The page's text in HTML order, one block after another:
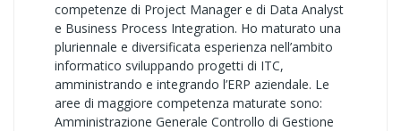
competenze di Project Manager e di Data Analyst
e Business Process Integration. Ho maturato una
pluriennale e diversificata esperienza nell’ambito
informatico sviluppando progetti di ITC,
amministrando e integrando l’ERP aziendale. Le
aree di maggiore competenza maturate sono:
Amministrazione Generale Controllo di Gestione